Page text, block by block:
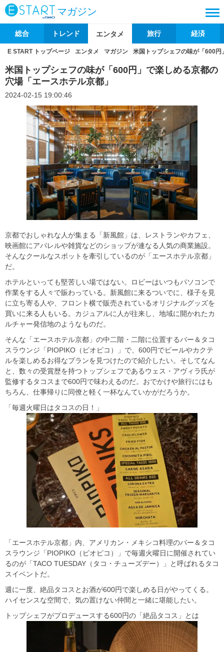
マガジン
総合 トレンド エンタメ 旅行 経済
E START トップページ エンタメ マガジン 米国トップシェフの味が「600
米国トップシェフの味が「600円」で楽しめる京都の
穴場「エースホテル京都」
2024-02-15 19:00:46
京都でおしゃれな人が集まる「新風館」は、レストランやカフェ、
映画館にアパレルや雑貨などのショップが連なる人気の商業施設。
そんなクールなスポットを牽引しているのが「エースホテル京都」
だ。
ホテルといっても堅苦しい場ではない。ロビーはいつもパソコンで
作業をする人々で賑わっている。新風館に来るついでに、様子を見
に立ち寄る人や、フロント横で販売されているオリジナルグッズを
買いに来る人もいる。カジュアルに人が往来し、地域に開かれたカ
ルチャー発信地のようなものだ。
そんな「エースホテル京都」の中二階・二階に位置するバー＆タコ
スラウンジ「PIOPIKO（ピオピコ）」で、600円でビールやカクテ
ルを楽しめるお得なプランを見つけたので紹介したい。そしてなん
と、数々の受賞歴を持つトップシェフであるウェス・アヴィラ氏が
監修するタコスまで600円で味わえるのだ。おでかけや旅行にはも
ちろん、仕事帰りに同僚と軽く一杯なんていかがだろうか。
「毎週火曜日はタコスの日！」
「エースホテル京都」内、アメリカン・メキシコ料理のバー＆タコ
スラウンジ「PIOPIKO（ピオピコ）」で毎週火曜日に開催されてい
るのが「TACO TUESDAY（タコ・チューズデー）」と呼ばれるタコ
スイベントだ。
週に一度、絶品タコスとお酒が600円で楽しめる日がやってくる。
ハイセンスな空間で、気の置けない仲間と一緒に堪能したい。
トップシェフがプロデュースする600円の「絶品タコス」とは